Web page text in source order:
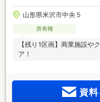
山形県米沢市中央５
所有権
【残り1区画】商業施設や
ア！
資